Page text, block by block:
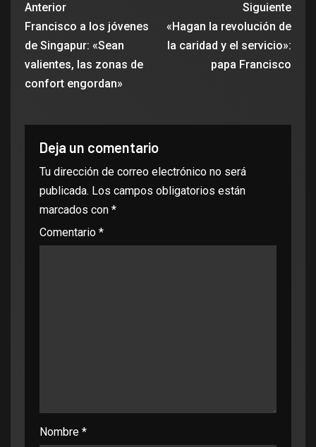
Anterior
Francisco a los jóvenes
de Singapur: «Sean
valientes, las zonas de
confort engordan»
Siguiente
«Hagan la revolución de
la caridad y el servicio»:
papa Francisco
Deja un comentario
Tu dirección de correo electrónico no será
publicada. Los campos obligatorios están
marcados con *
Comentario *
Nombre *